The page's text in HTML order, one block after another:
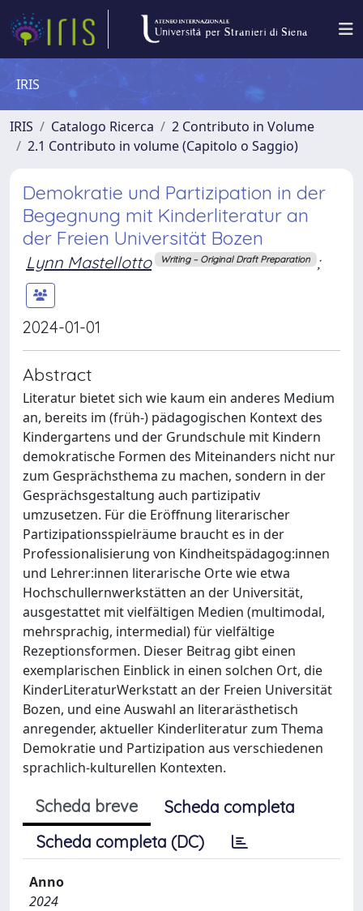
IRIS
IRIS Catalogo Ricerca
2 Contributo in Volume
2.1 Contributo in volume (Capitolo o Saggio)
Demokratie und Partizipation in der
Begegnung mit Kinderliteratur an
der Freien Universität Bozen
Lynn Mastellotto Writing – Original Draft Preparation ;
2024-01-01
Abstract
Literatur bietet sich wie kaum ein anderes Medium
an, bereits im (früh-) pädagogischen Kontext des
Kindergartens und der Grundschule mit Kindern
demokratische Formen des Miteinanders nicht nur
zum Gesprächsthema zu machen, sondern in der
Gesprächsgestaltung auch partizipativ
umzusetzen. Für die Eröffnung literarischer
Partizipationsspielräume braucht es in der
Professionalisierung von Kindheitspädagog:innen
und Lehrer:innen literarische Orte wie etwa
Hochschullernwerkstätten an der Universität,
ausgestattet mit vielfältigen Medien (multimodal,
mehrsprachig, intermedial) für vielfältige
Rezeptionsformen. Dieser Beitrag gibt einen
exemplarischen Einblick in einen solchen Ort, die
KinderLiteraturWerkstatt an der Freien Universität
Bozen, und eine Auswahl an literarästhetisch
anregender, aktueller Kinderliteratur zum Thema
Demokratie und Partizipation aus verschiedenen
sprachlich-kulturellen Kontexten.
Scheda breve
Scheda completa
Scheda completa (DC)
Anno
2024